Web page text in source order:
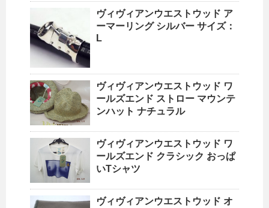
ヴィヴィアンウエストウッド ア
ーマーリング シルバー サイズ：
L
ヴィヴィアンウエストウッド ワ
ールズエンド ストロー マウンテ
ンハット ナチュラル
ヴィヴィアンウエストウッド ワ
ールズエンド クラシック おっぱ
いTシャツ
ヴィヴィアンウエストウッド オ